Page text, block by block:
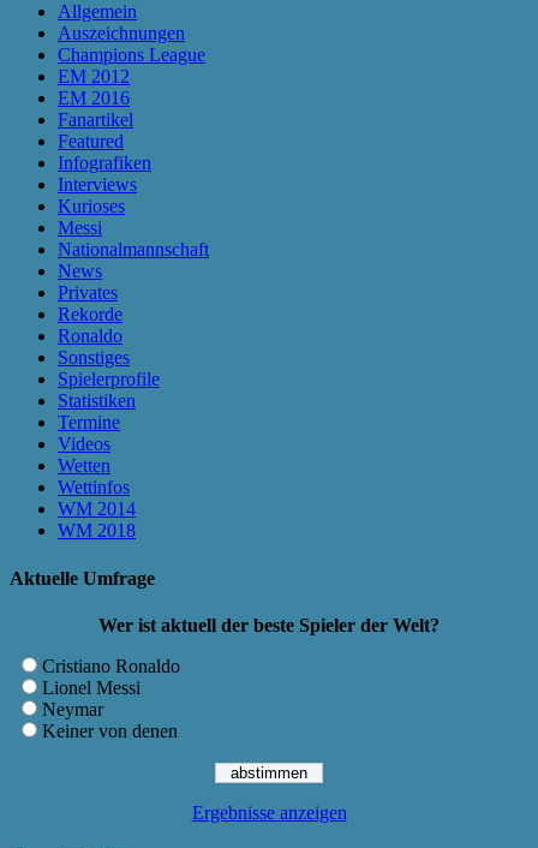
Allgemein
Auszeichnungen
Champions League
EM 2012
EM 2016
Fanartikel
Featured
Infografiken
Interviews
Kurioses
Messi
Nationalmannschaft
News
Privates
Rekorde
Ronaldo
Sonstiges
Spielerprofile
Statistiken
Termine
Videos
Wetten
Wettinfos
WM 2014
WM 2018
Aktuelle Umfrage
Wer ist aktuell der beste Spieler der Welt?
Cristiano Ronaldo
Lionel Messi
Neymar
Keiner von denen
Ergebnisse anzeigen